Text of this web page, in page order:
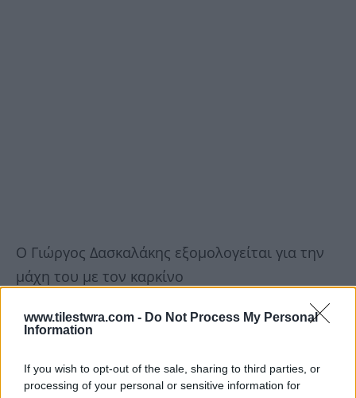
www.tilestwra.com - Do Not Process My Personal
Information
If you wish to opt-out of the sale, sharing to third parties, or
processing of your personal or sensitive information for
Ο Γιώργος Δασκαλάκης εξομολογείται για την
μάχη του με τον καρκίνο
“Είναι στιγμές που λυγίζεις”, εξομολογείται ο
Γιώργος Δασκαλάκης
τον καρκίνο, ο Γιώργος Δασκαλάκης είχε